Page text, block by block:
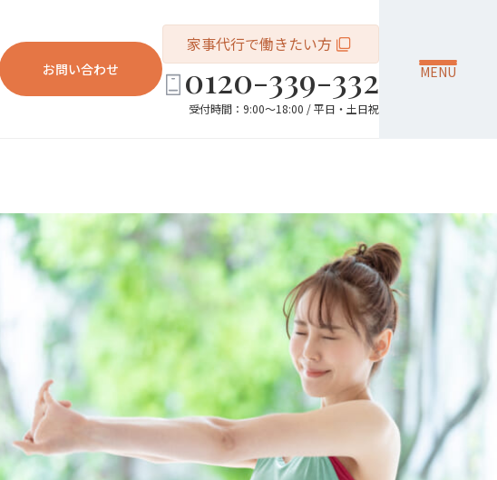
お問い合わせ
家事代行で働きたい方
0120-339-332
受付時間：9:00～18:00 / 平日・土日祝
MENU